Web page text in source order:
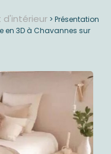
> Présentation
3D à Chavannes sur